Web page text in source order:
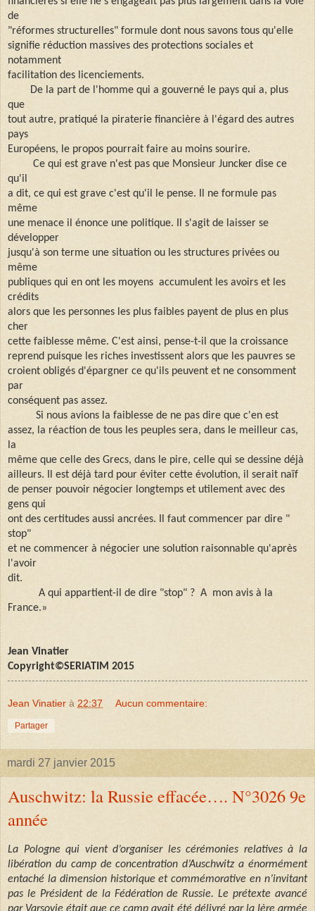
de
"réformes structurelles" formule dont nous savons tous qu'elle
signifie réduction massives des protections sociales et
notamment
facilitation des licenciements.
De la part de l'homme qui a gouverné le pays qui a, plus
que
tout autre, pratiqué la piraterie financière à l'égard des autres
pays
Européens, le propos pourrait faire au moins sourire.
Ce qui est grave n'est pas que Monsieur Juncker dise ce
qu'il
a dit, ce qui est grave c'est qu'il le pense. Il ne formule pas
même
une menace il énonce une politique. Il s'agit de laisser se
développer
jusqu'à son terme une situation ou les structures privées ou
même
publiques qui en ont les moyens accumulent les avoirs et les
crédits
alors que les personnes les plus faibles payent de plus en plus
cher
cette faiblesse même. C'est ainsi, pense-t-il que la croissance
reprend puisque les riches investissent alors que les pauvres se
croient obligés d'épargner ce qu'ils peuvent et ne consomment
par
conséquent pas assez.
Si nous avions la faiblesse de ne pas dire que c'en est
assez, la réaction de tous les peuples sera, dans le meilleur cas,
la
même que celle des Grecs, dans le pire, celle qui se dessine déjà
ailleurs. Il est déjà tard pour éviter cette évolution, il serait naïf
de penser pouvoir négocier longtemps et utilement avec des
gens qui
ont des certitudes aussi ancrées. Il faut commencer par dire "
stop"
et ne commencer à négocier une solution raisonnable qu'après
l'avoir
dit.
A qui appartient-il de dire "stop" ? A mon avis à la
France.»
Jean Vinatier
Copyright©SERIATIM 2015
Jean Vinatier à 22:37 Aucun commentaire:
Partager
mardi 27 janvier 2015
Auschwitz: la Russie effacée…. N°3026 9e
année
La Pologne qui vient d’organiser les cérémonies relatives à la
libération du camp de concentration d’Auschwitz a énormément
entaché la dimension historique et commémorative en n’invitant
pas le Président de la Fédération de Russie. Le prétexte avancé